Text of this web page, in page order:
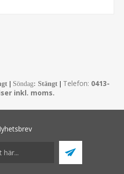
| Söndag: Stängt | Telefon: 0413-
inkl. moms.